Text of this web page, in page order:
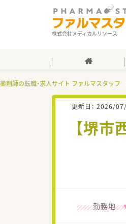
株式会社メディカルリソース
薬剤師の転職・求人サイト ファルマスタッフ
更新日： 2026/
【堺
勤務地